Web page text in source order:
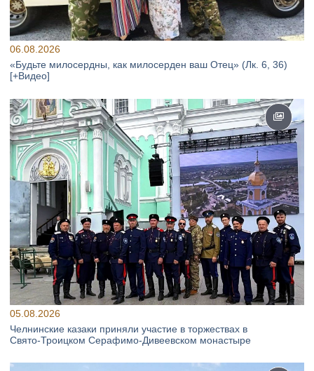
06.08.2026
«Будьте милосердны, как милосерден ваш Отец» (Лк. 6, 36)
[+Видео]
05.08.2026
Челнинские казаки приняли участие в торжествах в
Свято‑Троицком Серафимо‑Дивеевском монастыре